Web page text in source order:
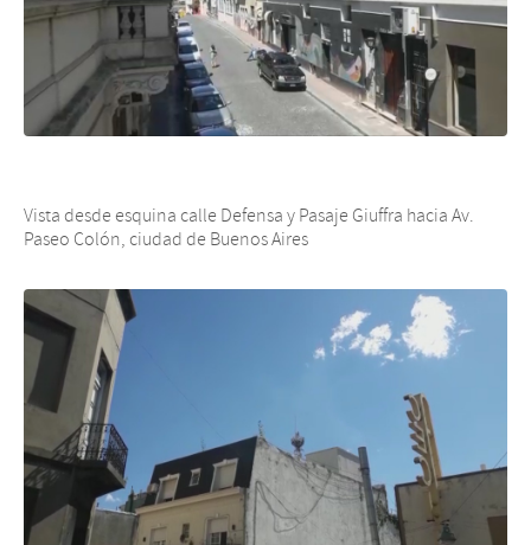
Vista desde esquina calle Defensa y Pasaje Giuffra hacia Av.
Paseo Colón, ciudad de Buenos Aires